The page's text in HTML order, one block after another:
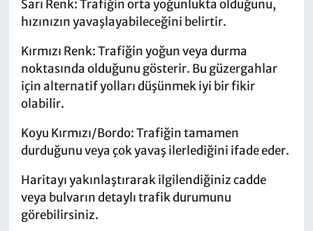
Sarı Renk: Trafiğin orta yoğunlukta olduğunu,
hızınızın yavaşlayabileceğini belirtir.
Kırmızı Renk: Trafiğin yoğun veya durma
noktasında olduğunu gösterir. Bu güzergahlar
için alternatif yolları düşünmek iyi bir fikir
olabilir.
Koyu Kırmızı/Bordo: Trafiğin tamamen
durduğunu veya çok yavaş ilerlediğini ifade eder.
Haritayı yakınlaştırarak ilgilendiğiniz cadde
veya bulvarın detaylı trafik durumunu
görebilirsiniz.